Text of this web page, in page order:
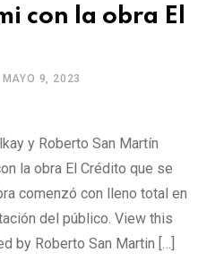
con la obra El
MAYO 9, 2023
y Roberto San Martín
la obra El Crédito que se
comenzó con lleno total en
del público. View this
by Roberto San Martin […]